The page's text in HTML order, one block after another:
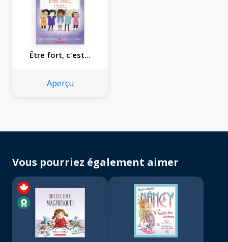
Être fort, c'est…
Aperçu
Vous pourriez également aimer